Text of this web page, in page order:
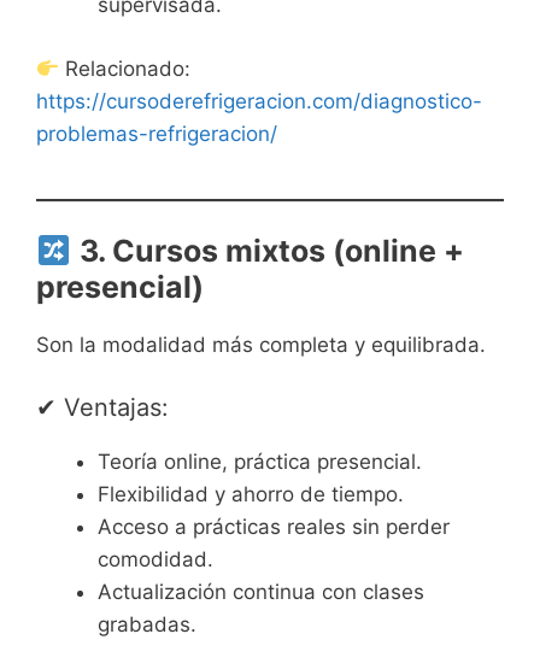
supervisada.
Relacionado:
https://cursoderefrigeracion.com/diagnostico-
problemas-refrigeracion/
3. Cursos mixtos (online +
presencial)
Son la modalidad más completa y equilibrada.
✔ Ventajas:
Teoría online, práctica presencial.
Flexibilidad y ahorro de tiempo.
Acceso a prácticas reales sin perder
comodidad.
Actualización continua con clases
grabadas.